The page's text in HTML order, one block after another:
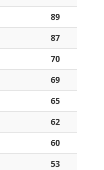
89
87
70
69
65
62
60
53